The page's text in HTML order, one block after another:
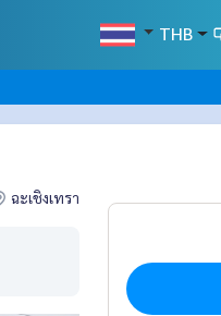
THB
ฉะเชิงเทรา